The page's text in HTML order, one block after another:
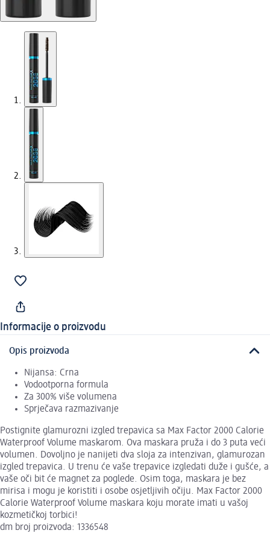
Informacije o proizvodu
Opis proizvoda
Nijansa: Crna
Vodootporna formula
Za 300% više volumena
Sprječava razmazivanje
Postignite glamurozni izgled trepavica sa Max Factor 2000 Calorie
Waterproof Volume maskarom. Ova maskara pruža i do 3 puta veći
volumen. Dovoljno je nanijeti dva sloja za intenzivan, glamurozan
izgled trepavica. U trenu će vaše trepavice izgledati duže i gušće, a
vaše oči bit će magnet za poglede. Osim toga, maskara je bez
mirisa i mogu je koristiti i osobe osjetljivih očiju. Max Factor 2000
Calorie Waterproof Volume maskara koju morate imati u vašoj
kozmetičkoj torbici!
dm broj proizvoda: 1336548